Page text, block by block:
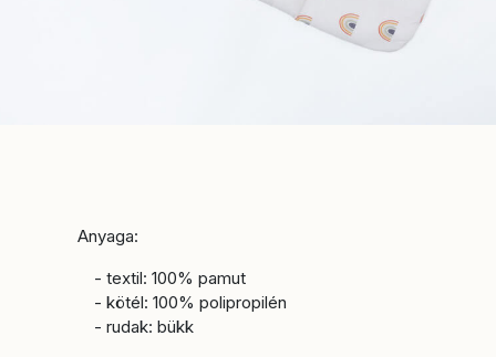
Anyaga:
- textil: 100% pamut
- kötél: 100% polipropilén
- rudak: bükk